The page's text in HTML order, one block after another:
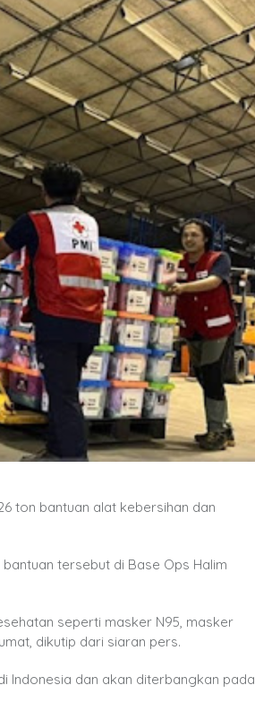
ton bantuan alat kebersihan dan
tersebut di Base Ops Halim
seperti masker N95, masker
dikutip dari siaran pers.
Indonesia dan akan diterbangkan pada